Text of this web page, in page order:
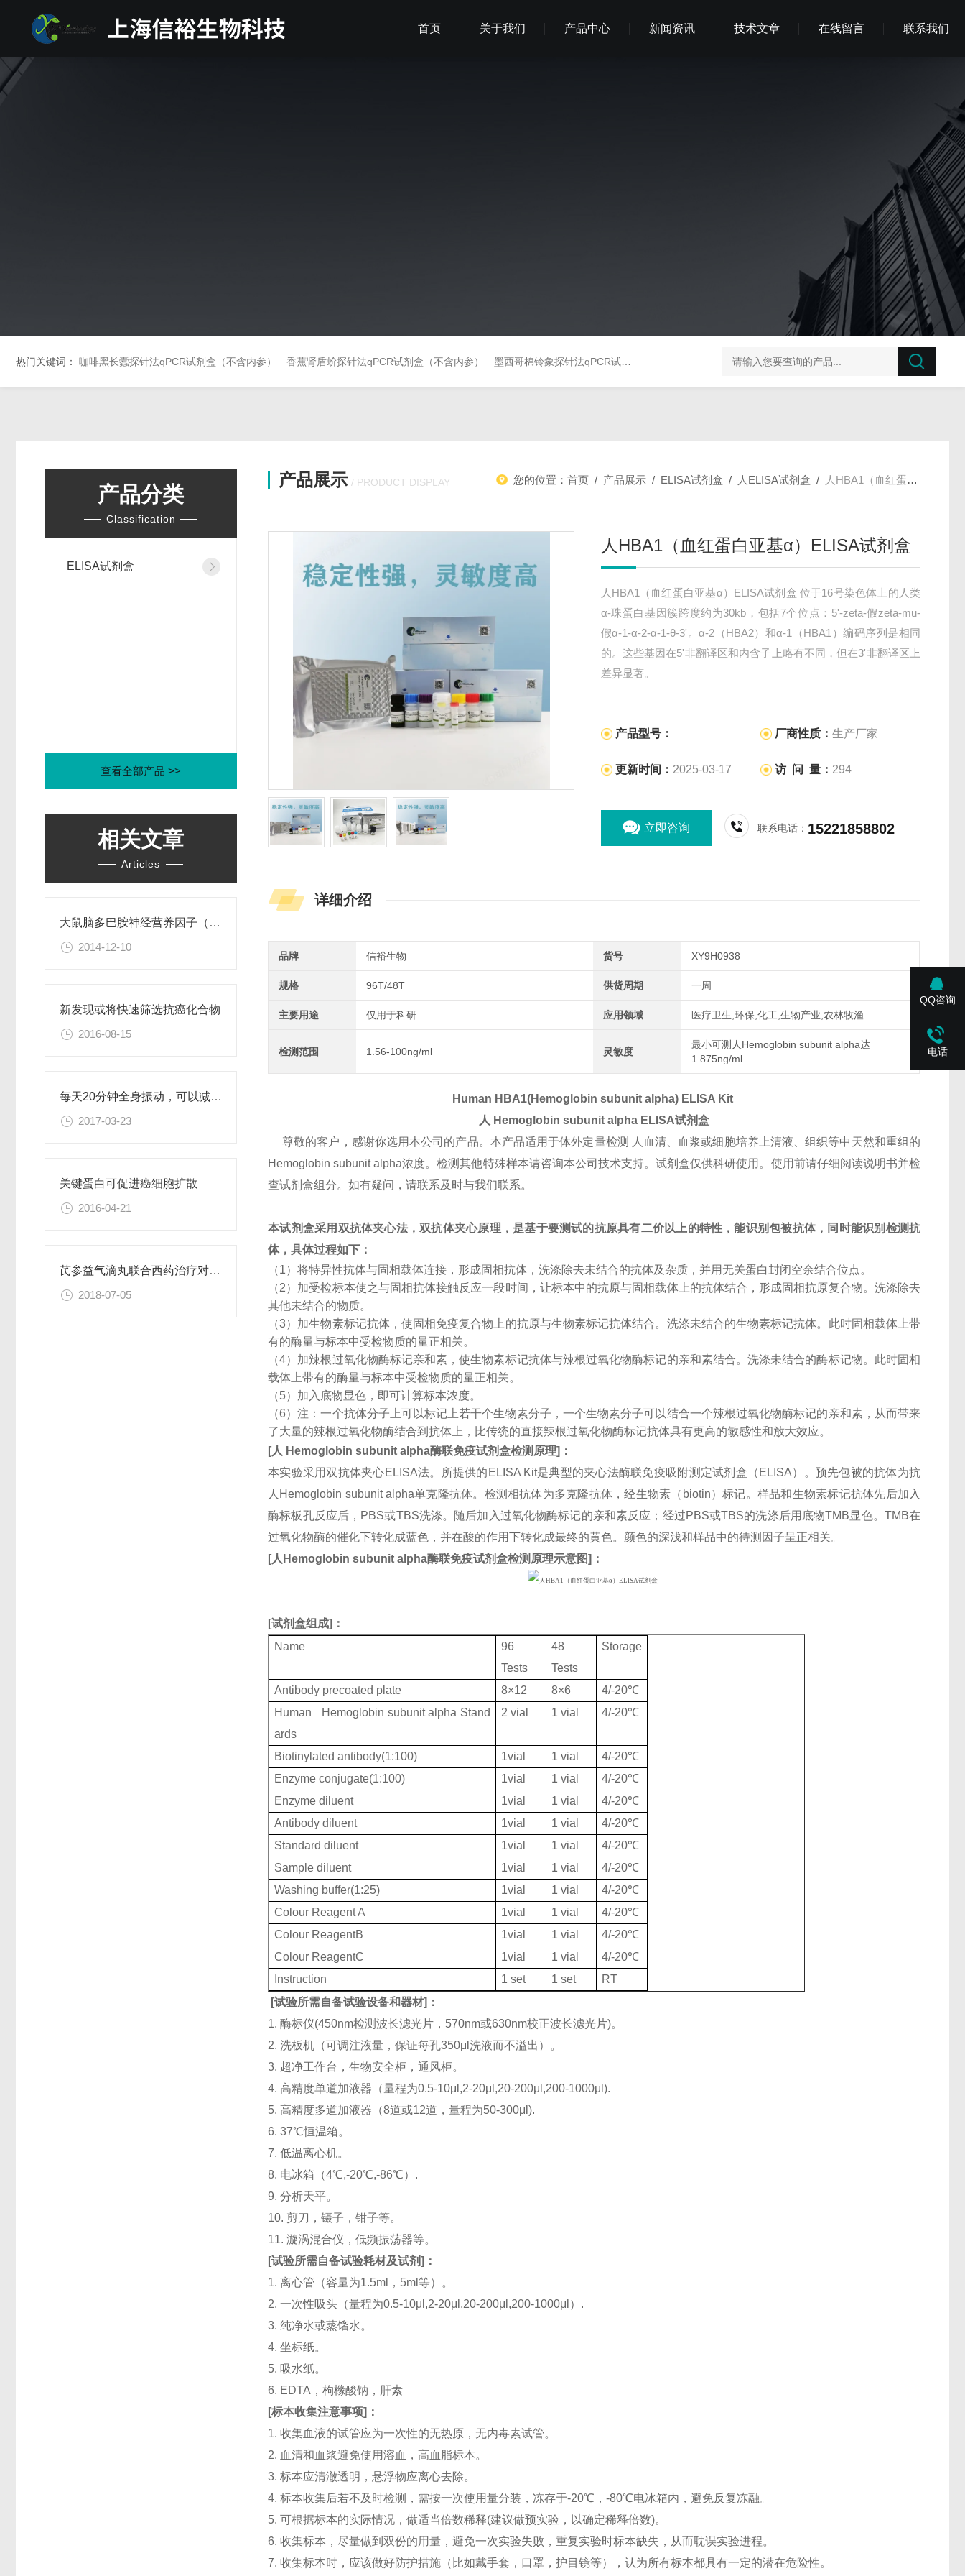
首页 关于我们 产品中心 新闻资讯 技术文章 在线留言 联系我们
热门关键词： 咖啡黑长蠹探针法qPCR试剂盒（不含内参） 香蕉肾盾蚧探针法qPCR试剂盒（不含内参） 墨西哥棉铃象探针法qPCR试剂盒（不含内参） 榛子东部枯萎病菌探针法qPCR试剂盒不含内参
产品分类
Classification
ELISA试剂盒
查看全部产品 >>
相关文章
Articles
大鼠脑多巴胺神经营养因子（CDNF）ELISA试剂盒
2014-12-10
新发现或将快速筛选抗癌化合物
2016-08-15
每天20分钟全身振动，可以减肥、对抗糖尿病
2017-03-23
关键蛋白可促进癌细胞扩散
2016-04-21
芪参益气滴丸联合西药治疗对稳定型心绞痛患者血清抵抗素水平的影响
2018-07-05
产品展示 / PRODUCT DISPLAY 您的位置：首页 / 产品展示 / ELISA试剂盒 / 人ELISA试剂盒 / 人HBA1（血红蛋白亚基α）ELISA试剂盒
人HBA1（血红蛋白亚基α）ELISA试剂盒
人HBA1（血红蛋白亚基α）ELISA试剂盒 位于16号染色体上的人类
α-珠蛋白基因簇跨度约为30kb，包括7个位点：5'-zeta-假zeta-mu-
假α-1-α-2-α-1-θ-3'。α-2（HBA2）和α-1（HBA1）编码序列是相同
的。这些基因在5'非翻译区和内含子上略有不同，但在3'非翻译区上
差异显著。
产品型号： 厂商性质：生产厂家
更新时间： 2025-03-17 访 问 量： 294
立即咨询 联系电话： 15221858802
详细介绍
品牌 信裕生物 货号 XY9H0938
规格 96T/48T 供货周期 一周
主要用途 仅用于科研 应用领域 医疗卫生,环保,化工,生物产业,农林牧渔
检测范围 1.56-100ng/ml 灵敏度
最小可测人Hemoglobin subunit alpha达
1.875ng/ml
Human HBA1(Hemoglobin subunit alpha) ELISA Kit
人 Hemoglobin subunit alpha ELISA试剂盒
尊敬的客户，感谢你选用本公司的产品。本产品适用于体外定量检测 人血清、血浆或细胞培养上清液、组织等中天然和重组的
Hemoglobin subunit alpha浓度。检测其他特殊样本请咨询本公司技术支持。试剂盒仅供科研使用。使用前请仔细阅读说明书并检
查试剂盒组分。如有疑问，请联系及时与我们联系。
本试剂盒采用双抗体夹心法，双抗体夹心原理，是基于要测试的抗原具有二价以上的特性，能识别包被抗体，同时能识别检测抗
体，具体过程如下：
（1）将特异性抗体与固相载体连接，形成固相抗体，洗涤除去未结合的抗体及杂质，并用无关蛋白封闭空余结合位点。
（2）加受检标本使之与固相抗体接触反应一段时间，让标本中的抗原与固相载体上的抗体结合，形成固相抗原复合物。洗涤除去
其他未结合的物质。
（3）加生物素标记抗体，使固相免疫复合物上的抗原与生物素标记抗体结合。洗涤未结合的生物素标记抗体。此时固相载体上带
有的酶量与标本中受检物质的量正相关。
（4）加辣根过氧化物酶标记亲和素，使生物素标记抗体与辣根过氧化物酶标记的亲和素结合。洗涤未结合的酶标记物。此时固相
载体上带有的酶量与标本中受检物质的量正相关。
（5）加入底物显色，即可计算标本浓度。
（6）注：一个抗体分子上可以标记上若干个生物素分子，一个生物素分子可以结合一个辣根过氧化物酶标记的亲和素，从而带来
了大量的辣根过氧化物酶结合到抗体上，比传统的直接辣根过氧化物酶标记抗体具有更高的敏感性和放大效应。
[人 Hemoglobin subunit alpha酶联免疫试剂盒检测原理] ：
本实验采用双抗体夹心ELISA法。所提供的ELISA Kit是典型的夹心法酶联免疫吸附测定试剂盒（ELISA）。预先包被的抗体为抗
人Hemoglobin subunit alpha单克隆抗体。检测相抗体为多克隆抗体，经生物素（biotin）标记。样品和生物素标记抗体先后加入
酶标板孔反应后，PBS或TBS洗涤。随后加入过氧化物酶标记的亲和素反应；经过PBS或TBS的洗涤后用底物TMB显色。TMB在
过氧化物酶的催化下转化成蓝色，并在酸的作用下转化成最终的黄色。颜色的深浅和样品中的待测因子呈正相关。
[人 Hemoglobin subunit alpha酶联免疫试剂盒检测原理示意图] ：
[试剂盒组成]：
Name
96
Tests
48
Tests
Storage
Antibody precoated plate 8×12 8×6
4/-20℃
Human Hemoglobin subunit alpha Stand
ards
2 vial 1 vial 4/-20℃
Biotinylated antibody(1:100) 1vial 1 vial
4/-20℃
Enzyme conjugate(1:100)
1vial 1 vial
4/-20℃
Enzyme diluent
1vial 1 vial
4/-20℃
Antibody diluent
1vial 1 vial
4/-20℃
Standard diluent
1vial 1 vial
4/-20℃
Sample diluent
1vial 1 vial
4/-20℃
Washing buffer(1:25)
1vial 1 vial
4/-20℃
Colour Reagent A
1vial 1 vial
4/-20℃
Colour ReagentB
1vial 1 vial
4/-20℃
Colour ReagentC
1vial 1 vial
4/-20℃
Instruction
1 set 1 set
RT
[试验所需自备试验设备和器材]：
1. 酶标仪(450nm检测波长滤光片，570nm或630nm校正波长滤光片)。
2. 洗板机（可调注液量，保证每孔350μl洗液而不溢出）。
3. 超净工作台，生物安全柜，通风柜。
4. 高精度单道加液器（量程为0.5-10μl,2-20μl,20-200μl,200-1000μl).
5. 高精度多道加液器（8道或12道，量程为50-300μl).
6. 37℃恒温箱。
7. 低温离心机。
8. 电冰箱（4℃,-20℃,-86℃）.
9. 分析天平。
10. 剪刀，镊子，钳子等。
11. 漩涡混合仪，低频振荡器等。
[试验所需自备试验耗材及试剂]：
1. 离心管（容量为1.5ml，5ml等）。
2. 一次性吸头（量程为0.5-10μl,2-20μl,20-200μl,200-1000μl）.
3. 纯净水或蒸馏水。
4. 坐标纸。
5. 吸水纸。
6. EDTA，枸橼酸钠，肝素
[标本收集注意事项]：
1. 收集血液的试管应为一次性的无热原，无内毒素试管。
2. 血清和血浆避免使用溶血，高血脂标本。
3. 标本应清澈透明，悬浮物应离心去除。
4. 标本收集后若不及时检测，需按一次使用量分装，冻存于-20℃，-80℃电冰箱内，避免反复冻融。
5. 可根据标本的实际情况，做适当倍数稀释(建议做预实验，以确定稀释倍数)。
6. 收集标本，尽量做到双份的用量，避免一次实验失败，重复实验时标本缺失，从而耽误实验进程。
7. 收集标本时，应该做好防护措施（比如戴手套，口罩，护目镜等），认为所有标本都具有一定的潜在危险性。
QQ咨询
电话